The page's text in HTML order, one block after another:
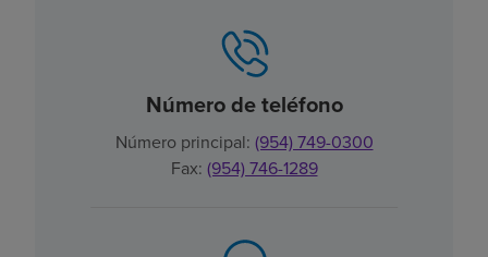
Número de teléfono
Número principal: (954) 749-0300
Fax: (954) 746-1289